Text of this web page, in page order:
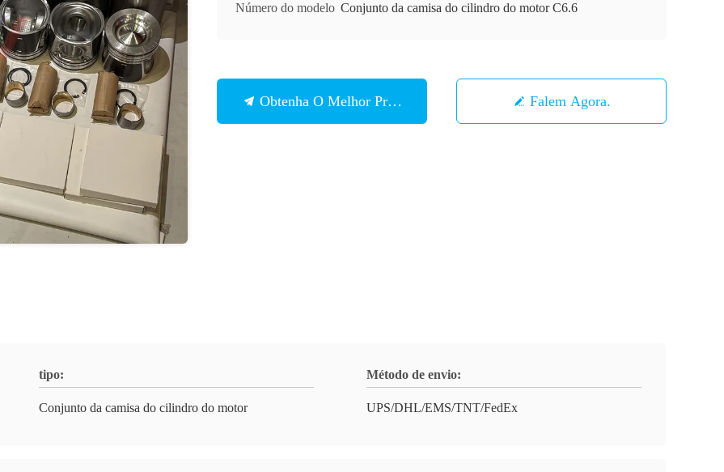
Número do modelo Conjunto da camisa do cilindro do motor C6.6
Obtenha O Melhor Preço Falem Agora.
tipo:
Conjunto da camisa do cilindro do motor
Método de envio:
UPS/DHL/EMS/TNT/FedEx